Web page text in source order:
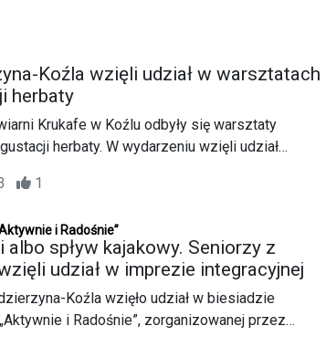
To coroczne święto słowa, muzyki i sztuki
Koźla wzięli udział w warsztatach
herbaty
Krukafe w Koźlu odbyły się warsztaty
herbaty. W wydarzeniu wzięli udział
Materiał przygotowany przez Dominika
praktyk zawodowych w portalu KK24.pl.
1
i Radośnie”
spływ kajakowy. Seniorzy z
udział w imprezie integracyjnej
Koźla wzięło udział w biesiadzie
i Radośnie”, zorganizowanej przez